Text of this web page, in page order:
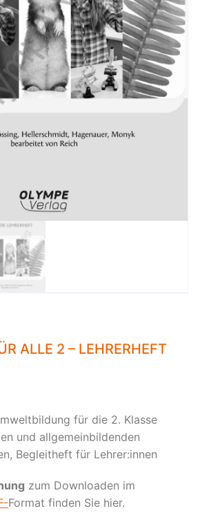
ALLE 2 – LEHRERHEFT
für die 2. Klasse
und allgemeinbildenden
Begleitheft für Lehrer:innen
zum Downloaden im
Format finden Sie hier.